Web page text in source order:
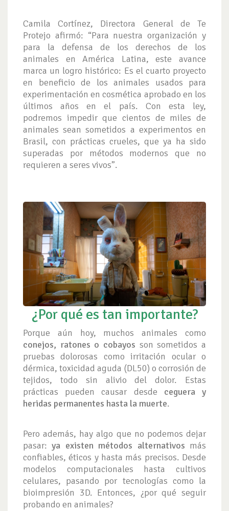
Camila Cortínez, Directora General de Te
Protejo afirmó: “Para nuestra organización y
para la defensa de los derechos de los
animales en América Latina, este avance
marca un logro histórico: Es el cuarto proyecto
en beneficio de los animales usados para
experimentación en cosmética aprobado en los
últimos años en el país. Con esta ley,
podremos impedir que cientos de miles de
animales sean sometidos a experimentos en
Brasil, con prácticas crueles, que ya ha sido
superadas por métodos modernos que no
requieren a seres vivos”.
¿Por qué es tan importante?
Porque aún hoy, muchos animales como
conejos, ratones o cobayos son sometidos a
pruebas dolorosas como irritación ocular o
dérmica, toxicidad aguda (DL50) o corrosión de
tejidos, todo sin alivio del dolor. Estas
prácticas pueden causar desde ceguera y
heridas permanentes hasta la muerte.
Pero además, hay algo que no podemos dejar
pasar:ya existen métodos alternativos más
confiables, éticos y hasta más precisos. Desde
modelos computacionales hasta cultivos
celulares, pasando por tecnologías como la
bioimpresión 3D. Entonces, ¿por qué seguir
probando en animales?